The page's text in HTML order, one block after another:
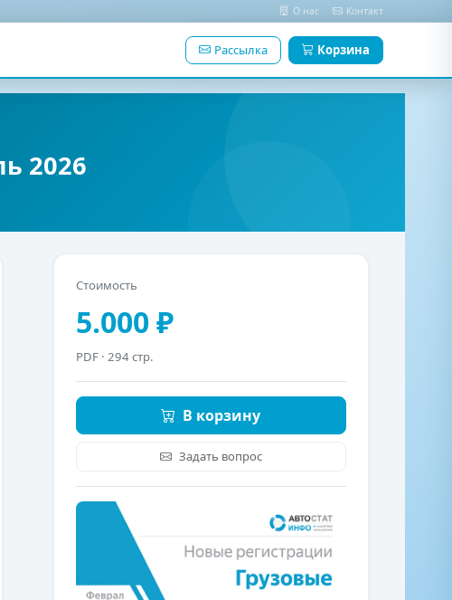
О нас Контакт
Рассылка Корзина
2026
Стоимость
5.000 ₽
PDF · 294 стр.
В корзину
Задать вопрос